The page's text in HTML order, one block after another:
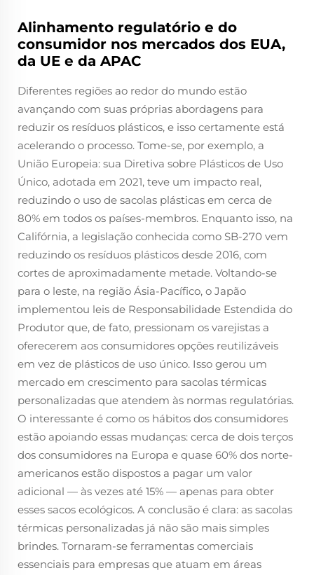
Alinhamento regulatório e do
consumidor nos mercados dos EUA,
da UE e da APAC
Diferentes regiões ao redor do mundo estão
avançando com suas próprias abordagens para
reduzir os resíduos plásticos, e isso certamente está
acelerando o processo. Tome-se, por exemplo, a
União Europeia: sua Diretiva sobre Plásticos de Uso
Único, adotada em 2021, teve um impacto real,
reduzindo o uso de sacolas plásticas em cerca de
80% em todos os países-membros. Enquanto isso, na
Califórnia, a legislação conhecida como SB-270 vem
reduzindo os resíduos plásticos desde 2016, com
cortes de aproximadamente metade. Voltando-se
para o leste, na região Ásia-Pacífico, o Japão
implementou leis de Responsabilidade Estendida do
Produtor que, de fato, pressionam os varejistas a
oferecerem aos consumidores opções reutilizáveis
em vez de plásticos de uso único. Isso gerou um
mercado em crescimento para sacolas térmicas
personalizadas que atendem às normas regulatórias.
O interessante é como os hábitos dos consumidores
estão apoiando essas mudanças: cerca de dois terços
dos consumidores na Europa e quase 60% dos norte-
americanos estão dispostos a pagar um valor
adicional — às vezes até 15% — apenas para obter
esses sacos ecológicos. A conclusão é clara: as sacolas
térmicas personalizadas já não são mais simples
brindes. Tornaram-se ferramentas comerciais
essenciais para empresas que atuam em áreas